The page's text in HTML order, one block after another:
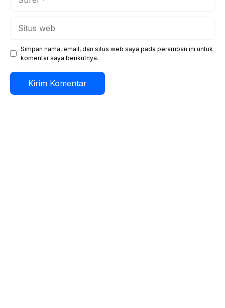
Simpan nama, email, dan situs web saya pada peramban ini untuk
komentar saya berikutnya.